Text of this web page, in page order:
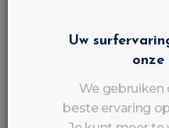
Milky White
Nude Roze
Natuurlijk Beige
Uw
onze
We gebruiken
beste ervaring